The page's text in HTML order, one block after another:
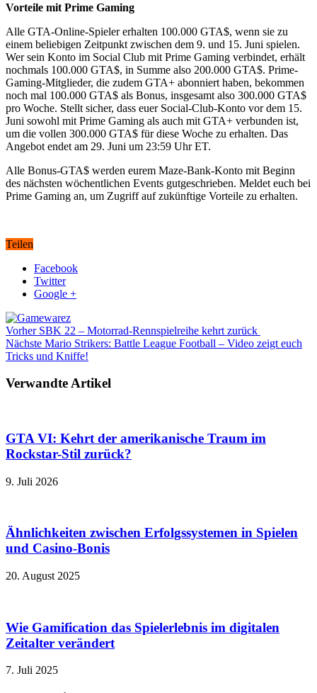
Vorteile mit Prime Gaming
Alle GTA-Online-Spieler erhalten 100.000 GTA$, wenn sie zu
einem beliebigen Zeitpunkt zwischen dem 9. und 15. Juni spielen.
Wer sein Konto im Social Club mit Prime Gaming verbindet, erhält
nochmals 100.000 GTA$, in Summe also 200.000 GTA$. Prime-
Gaming-Mitglieder, die zudem GTA+ abonniert haben, bekommen
noch mal 100.000 GTA$ als Bonus, insgesamt also 300.000 GTA$
pro Woche. Stellt sicher, dass euer Social-Club-Konto vor dem 15.
Juni sowohl mit Prime Gaming als auch mit GTA+ verbunden ist,
um die vollen 300.000 GTA$ für diese Woche zu erhalten. Das
Angebot endet am 29. Juni um 23:59 Uhr ET.
Alle Bonus-GTA$ werden eurem Maze-Bank-Konto mit Beginn
des nächsten wöchentlichen Events gutgeschrieben. Meldet euch bei
Prime Gaming an, um Zugriff auf zukünftige Vorteile zu erhalten.
Teilen
Facebook
Twitter
Google +
VorherSBK 22 – Motorrad-Rennspielreihe kehrt zurück
Nächste Mario Strikers: Battle League Football – Video zeigt euch
Tricks und Kniffe!
Verwandte Artikel
GTA VI: Kehrt der amerikanische Traum im
Rockstar-Stil zurück?
9. Juli 2026
Ähnlichkeiten zwischen Erfolgssystemen in Spielen
und Casino‑Bonis
20. August 2025
Wie Gamification das Spielerlebnis im digitalen
Zeitalter verändert
7. Juli 2025